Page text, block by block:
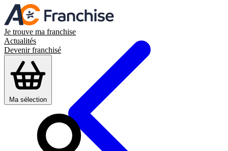
Je trouve ma franchise
Actualités
Devenir franchisé
Ma sélection